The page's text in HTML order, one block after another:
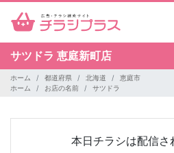
サツドラ 恵庭新町店
ホーム 都道府県 北海道
恵庭市
ホーム
お店の名前 サツドラ
本日チラシは配信さ